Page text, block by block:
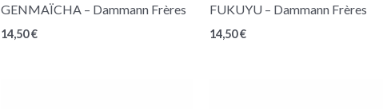
GENMAÏCHA – Dammann Frères
14,50€
FUKUYU – Dammann Frères
14,50€